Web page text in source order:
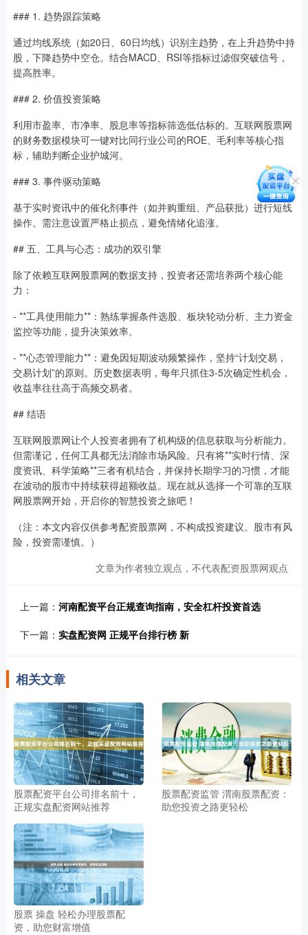
### 1. 趋势跟踪策略
通过均线系统（如20日、60日均线）识别主趋势，在上升趋势中持
股，下降趋势中空仓。结合MACD、RSI等指标过滤假突破信号，
提高胜率。
### 2. 价值投资策略
利用市盈率、市净率、股息率等指标筛选低估标的。互联网股票网
的财务数据模块可一键对比同行业公司的ROE、毛利率等核心指
标，辅助判断企业护城河。
### 3. 事件驱动策略
基于实时资讯中的催化剂事件（如并购重组、产品获批）进行短线
操作。需注意设置严格止损点，避免情绪化追涨。
## 五、工具与心态：成功的双引擎
除了依赖互联网股票网的数据支持，投资者还需培养两个核心能
力：
- **工具使用能力**：熟练掌握条件选股、板块轮动分析、主力资金
监控等功能，提升决策效率。
- **心态管理能力**：避免因短期波动频繁操作，坚持“计划交易，
交易计划”的原则。历史数据表明，每年只抓住3-5次确定性机会，
收益率往往高于高频交易者。
## 结语
互联网股票网让个人投资者拥有了机构级的信息获取与分析能力。
但需谨记，任何工具都无法消除市场风险。只有将**实时行情、深
度资讯、科学策略**三者有机结合，并保持长期学习的习惯，才能
在波动的股市中持续获得超额收益。现在就从选择一个可靠的互联
网股票网开始，开启你的智慧投资之旅吧！
（注：本文内容仅供参考配资股票网，不构成投资建议。股市有风
险，投资需谨慎。）
文章为作者独立观点，不代表配资股票网观点
上一篇： 河南配资平台正规查询指南，安全杠杆投资首选
下一篇： 实盘配资网 正规平台排行榜 新
相关文章
股票配资平台公司排名前十，
正规实盘配资网站推荐
股票配资监管 渭南股票配资：
助您投资之路更轻松
股票 操盘 轻松办理股票配
资，助您财富增值